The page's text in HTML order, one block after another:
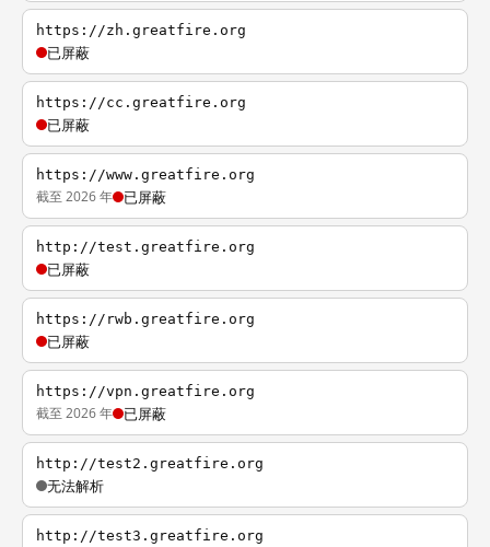
https://zh.greatfire.org
已屏蔽
https://cc.greatfire.org
已屏蔽
https://www.greatfire.org
截至 2026 年 已屏蔽
http://test.greatfire.org
已屏蔽
https://rwb.greatfire.org
已屏蔽
https://vpn.greatfire.org
截至 2026 年 已屏蔽
http://test2.greatfire.org
无法解析
http://test3.greatfire.org